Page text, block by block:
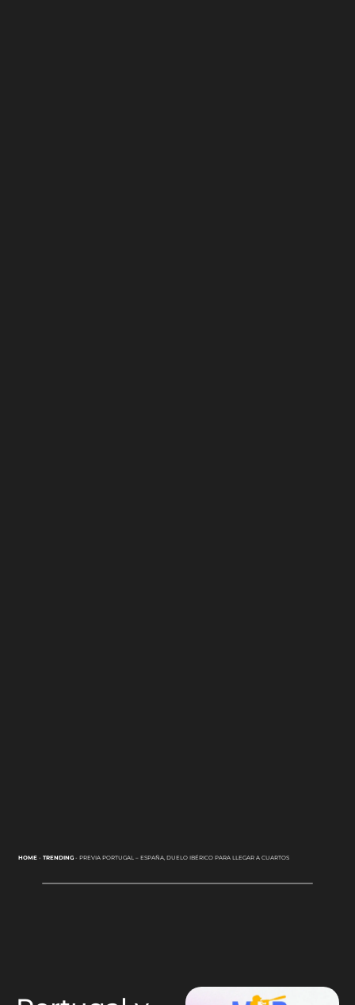
HOME- TRENDING- PREVIA PORTUGAL – ESPAÑA, DUELO IBÉRICO PARA LLEGAR A CUARTOS